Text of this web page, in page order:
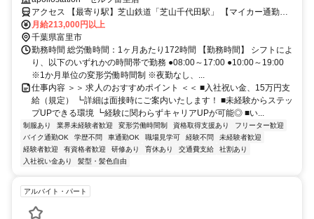
アクセス 【最寄り駅】芝山鉄道「芝山千代田駅」 【マイカー通勤
OK】「御料」交差点スグ ◎駐車場あり
月給213,000円以上
千葉県富里市
勤務時間 総労働時間：1ヶ月あたり172時間 【勤務時間】 シフトによ
り、以下のいずれかの時間帯で勤務 ●08:00～17:00 ●10:00～19:00
※1か月単位の変形労働時間制 ※夜勤なし、...
仕事内容 ＞＞ 求人のおすすめポイント ＜＜ ■入社祝い金、15万円支
給（規定） ┗詳細は面接時にご案内いたします！ ■未経験からステッ
プUPできる環境 ┗経験に関わらずキャリアUPが可能◎ ■い...
制服あり 業界未経験者歓迎 変形労働時間制 資格取得支援あり
フリーター歓迎
バイク通勤OK
学歴不問 車通勤OK 職場見学可 経験不問
未経験者歓迎
経験者歓迎
有資格者歓迎 研修あり 育休あり 交通費支給
社割あり
入社祝い金あり
髪型・髪色自由
アルバイト・パート